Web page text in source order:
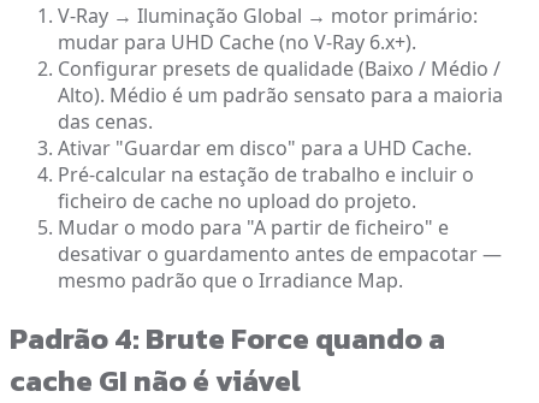
V-Ray → Iluminação Global → motor primário:
mudar para UHD Cache (no V-Ray 6.x+).
Configurar presets de qualidade (Baixo / Médio /
Alto). Médio é um padrão sensato para a maioria
das cenas.
Ativar "Guardar em disco" para a UHD Cache.
Pré-calcular na estação de trabalho e incluir o
ficheiro de cache no upload do projeto.
Mudar o modo para "A partir de ficheiro" e
desativar o guardamento antes de empacotar —
mesmo padrão que o Irradiance Map.
Padrão 4: Brute Force quando a
cache GI não é viável